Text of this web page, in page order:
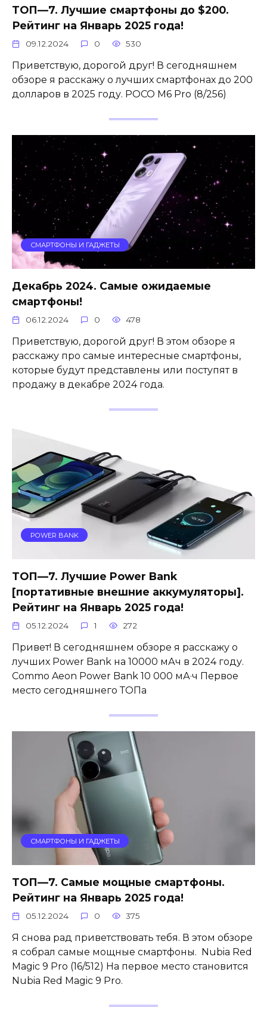
ТОП—7. Лучшие смартфоны до $200.
Рейтинг на Январь 2025 года!
09.12.2024 0 530
Приветствую, дорогой друг! В сегодняшнем
обзоре я расскажу о лучших смартфонах до 200
долларов в 2025 году. POCO M6 Pro (8/256)
СМАРТФОНЫ И ГАДЖЕТЫ
Декабрь 2024. Самые ожидаемые
смартфоны!
06.12.2024 0 478
Приветствую, дорогой друг! В этом обзоре я
расскажу про самые интересные смартфоны,
которые будут представлены или поступят в
продажу в декабре 2024 года.
POWER BANK
ТОП—7. Лучшие Power Bank
[портативные внешние аккумуляторы].
Рейтинг на Январь 2025 года!
05.12.2024 1 272
Привет! В сегодняшнем обзоре я расскажу о
лучших Power Bank на 10000 мАч в 2024 году.
Commo Aeon Power Bank 10 000 мА·ч Первое
место сегодняшнего ТОПа
СМАРТФОНЫ И ГАДЖЕТЫ
ТОП—7. Самые мощные смартфоны.
Рейтинг на Январь 2025 года!
05.12.2024 0 375
Я снова рад приветствовать тебя. В этом обзоре
я собрал самые мощные смартфоны. Nubia Red
Magic 9 Pro (16/512) На первое место становится
Nubia Red Magic 9 Pro.